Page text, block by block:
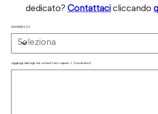
dedicato? Contattaci cliccando
GRANDEZZA
Aggiungi dettagli che vorresti farci sapere 🎈 (facoltativo)